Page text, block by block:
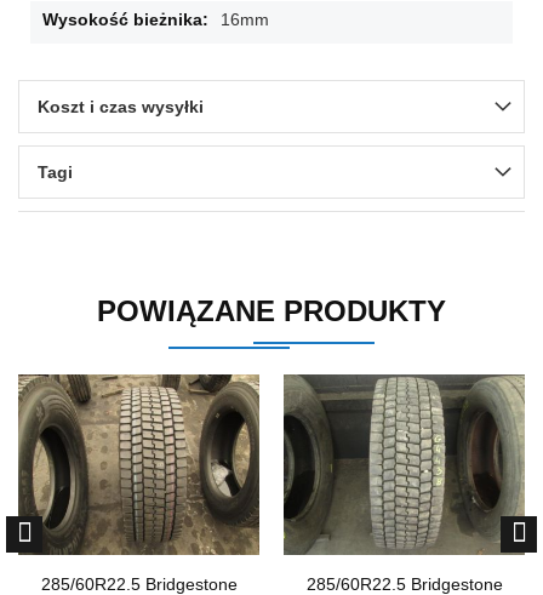
16mm
Koszt i czas wysyłki
Tagi
POWIĄZANE PRODUKTY
285/60R22.5 Bridgestone
285/60R22.5 Bridgestone